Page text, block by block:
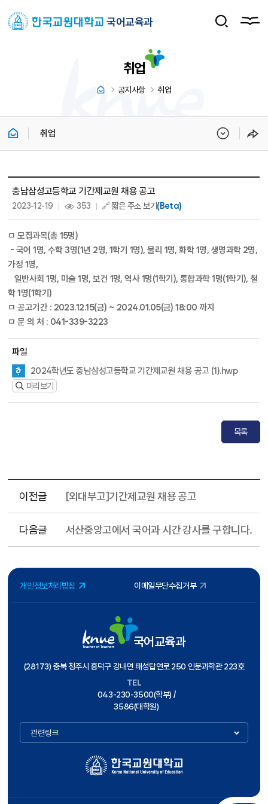
국어교육과
취업
공지사항 취업
취업
충남삼성고등학교 기간제교원 채용 공고
2023-12-19 353 🔗 짧은 주소 보기(Beta)
ㅁ 모집과목(총 15명)
- 국어 1명, 수학 3명(1년 2명, 1학기 1명), 물리 1명, 화학 1명, 생명과학 2명,
가정 1명,
일반사회 1명, 미술 1명, 보건 1명, 역사 1명(1학기), 통합과학 1명(1학기), 철
학 1명(1학기)
ㅁ 공고기간 : 2023.12.15(금) ~ 2024.01.05(금) 18:00 까지
ㅁ 문 의 처 : 041-339-3223
파일
2024학년도 충남삼성고등학교 기간제교원 채용 공고 (1).hwp
미리보기
목록
이전글 [외대부고]기간제교원 채용 공고
다음글 서산중앙고에서 국어과 시간 강사를 구합니다.
개인정보처리방침 이메일무단수집거부
국어교육과
(28173) 충북 청주시 흥덕구 강내면 태성탑연로 250 인문과학관 223호
TEL
043-230-3500(학부) /
3586(대학원)
관련링크